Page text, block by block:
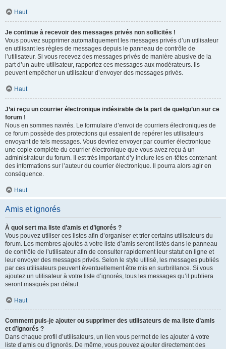
Haut
Je continue à recevoir des messages privés non sollicités !
Vous pouvez supprimer automatiquement les messages privés d’un utilisateur
en utilisant les règles de messages depuis le panneau de contrôle de
l’utilisateur. Si vous recevez des messages privés de manière abusive de la
part d’un autre utilisateur, rapportez ces messages aux modérateurs. Ils
peuvent empêcher un utilisateur d’envoyer des messages privés.
Haut
J’ai reçu un courrier électronique indésirable de la part de quelqu’un sur ce
forum !
Nous en sommes navrés. Le formulaire d’envoi de courriers électroniques de
ce forum possède des protections qui essaient de repérer les utilisateurs
envoyant de tels messages. Vous devriez envoyer par courrier électronique
une copie complète du courrier électronique que vous avez reçu à un
administrateur du forum. Il est très important d’y inclure les en-têtes contenant
des informations sur l’auteur du courrier électronique. Il pourra alors agir en
conséquence.
Haut
Amis et ignorés
À quoi sert ma liste d’amis et d’ignorés ?
Vous pouvez utiliser ces listes afin d’organiser et trier certains utilisateurs du
forum. Les membres ajoutés à votre liste d’amis seront listés dans le panneau
de contrôle de l’utilisateur afin de consulter rapidement leur statut en ligne et
leur envoyer des messages privés. Selon le style utilisé, les messages publiés
par ces utilisateurs peuvent éventuellement être mis en surbrillance. Si vous
ajoutez un utilisateur à votre liste d’ignorés, tous les messages qu’il publiera
seront masqués par défaut.
Haut
Comment puis-je ajouter ou supprimer des utilisateurs de ma liste d’amis
et d’ignorés ?
Dans chaque profil d’utilisateurs, un lien vous permet de les ajouter à votre
liste d’amis ou d’ignorés. De même, vous pouvez ajouter directement des